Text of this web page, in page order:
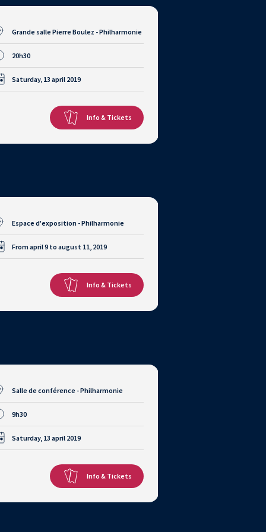
Grande salle Pierre Boulez - Philharmonie
20h30
Saturday, 13 april 2019
Info & Tickets
Espace d'exposition - Philharmonie
From april 9 to august 11, 2019
Info & Tickets
Salle de conférence - Philharmonie
9h30
Saturday, 13 april 2019
Info & Tickets